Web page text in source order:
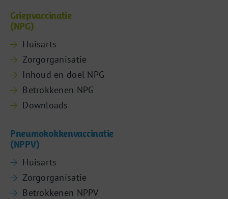
Griepvaccinatie
(NPG)
Huisarts
Zorgorganisatie
Inhoud en doel NPG
Betrokkenen NPG
Downloads
Pneumokokkenvaccinatie
(NPPV)
Huisarts
Zorgorganisatie
Betrokkenen NPPV